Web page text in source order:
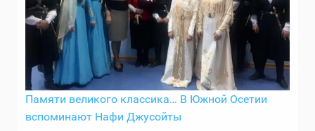
Памяти великого классика… В Южной Осетии
вспоминают Нафи Джусойты